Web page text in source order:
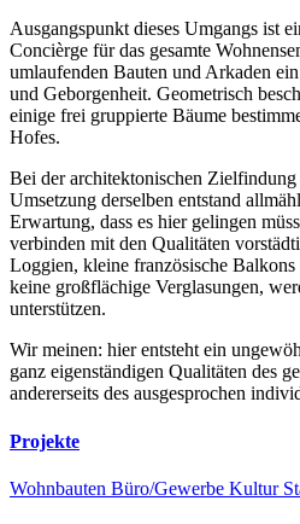
Ausgangspunkt dieses Umgangs ist
Concièrge für das gesamte
umlaufenden Bauten und Arkaden
und Geborgenheit. Geometrisch
einige frei gruppierte Bäume
Hofes.
Bei der architektonischen
Umsetzung derselben entstand
Erwartung, dass es hier gelingen
verbinden mit den Qualitäten
Loggien, kleine französische Balkons
keine großflächige Verglasungen,
unterstützen.
Wir meinen: hier entsteht ein
ganz eigenständigen Qualitäten des
andererseits des ausgesprochen
Projekte
Wohnbauten Büro/Gewerbe Kultur